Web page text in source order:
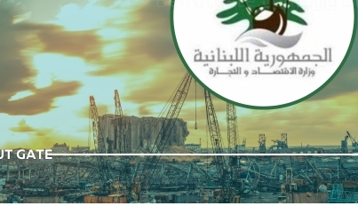
٤ آب
٤ آب، ذكرى أليمة أم بارقة أمل لتحقيق
العدالة؟